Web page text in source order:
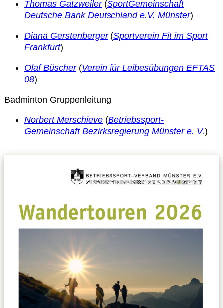
Thomas Gatzweiler(SportGemeinschaft
Deutsche Bank Deutschland e.V. Münster)
Diana Gerstenberger(Sportverein Fit im Sport
Frankfurt)
Olaf Büscher(Verein für Leibesübungen EFTAS
08)
Badminton Gruppenleitung
Norbert Merschieve (Betriebssport-
Gemeinschaft Bezirksregierung Münster e. V.)